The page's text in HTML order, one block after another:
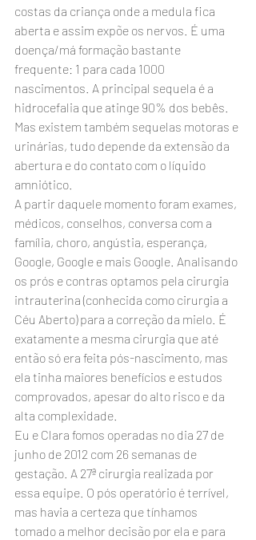
costas da criança onde a medula fica
aberta e assim expõe os nervos. É uma
doença/má formação bastante
frequente: 1 para cada 1000
nascimentos. A principal sequela é a
hidrocefalia que atinge 90% dos bebês.
Mas existem também sequelas motoras e
urinárias, tudo depende da extensão da
abertura e do contato com o líquido
amniótico.
A partir daquele momento foram exames,
médicos, conselhos, conversa com a
família, choro, angústia, esperança,
Google, Google e mais Google. Analisando
os prós e contras optamos pela cirurgia
intrauterina (conhecida como cirurgia a
Céu Aberto) para a correção da mielo. É
exatamente a mesma cirurgia que até
então só era feita pós-nascimento, mas
ela tinha maiores benefícios e estudos
comprovados, apesar do alto risco e da
alta complexidade.
Eu e Clara fomos operadas no dia 27 de
junho de 2012 com 26 semanas de
gestação. A 27ª cirurgia realizada por
essa equipe. O pós operatório é terrível,
mas havia a certeza que tínhamos
tomado a melhor decisão por ela e para